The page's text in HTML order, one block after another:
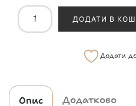
ДОДАТИ В
Додати
Опис Додатково